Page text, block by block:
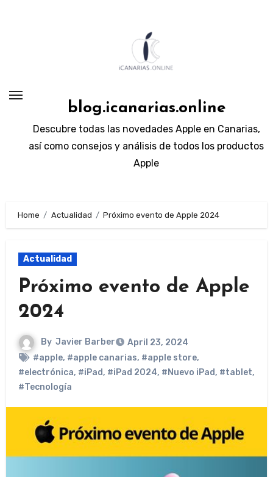
blog.icanarias.online
Descubre todas las novedades Apple en Canarias,
así como consejos y análisis de todos los productos
Apple
Home Actualidad Próximo evento de Apple 2024
Actualidad
Próximo evento de Apple
2024
By Javier Barber
April 23, 2024
#apple, #apple canarias, #apple store,
#electrónica, #iPad, #iPad 2024, #Nuevo iPad, #tablet,
#Tecnología